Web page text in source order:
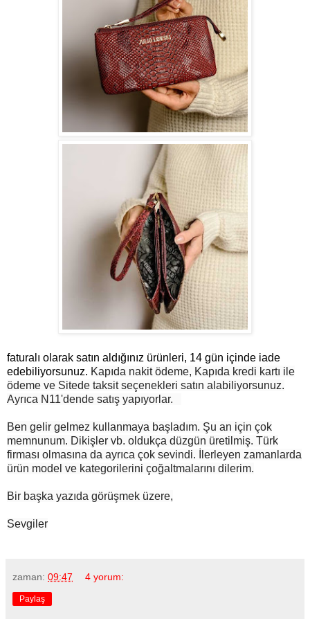
faturalı olarak satın aldığınız ürünleri, 14 gün içinde iade
edebiliyorsunuz. Kapıda nakit ödeme, Kapıda kredi kartı ile
ödeme ve Sitede taksit seçenekleri satın alabiliyorsunuz.
Ayrıca N11'dende satış yapıyorlar.
Ben gelir gelmez kullanmaya başladım. Şu an için çok
memnunum. Dikişler vb. oldukça düzgün üretilmiş. Türk
firması olmasına da ayrıca çok sevindi. İlerleyen zamanlarda
ürün model ve kategorilerini çoğaltmalarını dilerim.
Bir başka yazıda görüşmek üzere,
Sevgiler
zaman: 09:47 4 yorum:
Paylaş